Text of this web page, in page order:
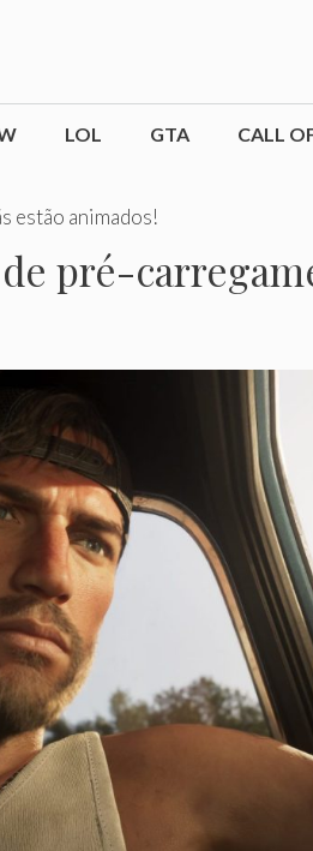
LOL GTA CALL
estão animados!
pré-